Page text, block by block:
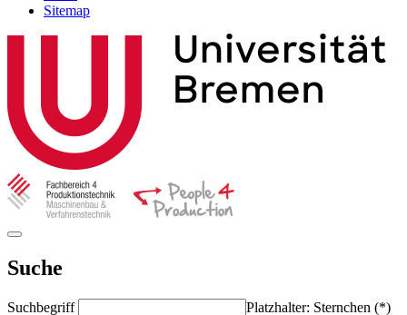
Sitemap
Suche
Suchbegriff
Platzhalter: Sternchen (*)